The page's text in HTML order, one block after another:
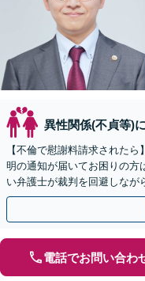
異性関係(不貞等)
【不倫で慰謝料請求された
明の通知が届いてお困りの方
い弁護士が裁判を回避しなが
相談可(予約制)】【全国対応】
電話でお問い合わ